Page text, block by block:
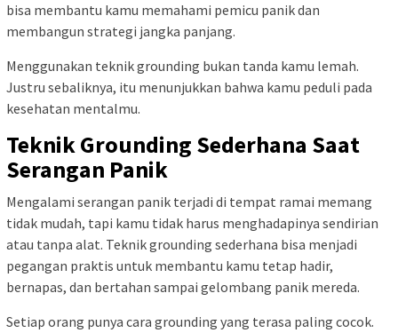
bisa membantu kamu memahami pemicu panik dan
membangun strategi jangka panjang.
Menggunakan teknik grounding bukan tanda kamu lemah.
Justru sebaliknya, itu menunjukkan bahwa kamu peduli pada
kesehatan mentalmu.
Teknik Grounding Sederhana Saat
Serangan Panik
Mengalami serangan panik terjadi di tempat ramai memang
tidak mudah, tapi kamu tidak harus menghadapinya sendirian
atau tanpa alat. Teknik grounding sederhana bisa menjadi
pegangan praktis untuk membantu kamu tetap hadir,
bernapas, dan bertahan sampai gelombang panik mereda.
Setiap orang punya cara grounding yang terasa paling cocok.